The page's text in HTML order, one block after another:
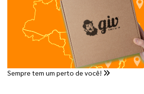
Sempre tem um perto de você!